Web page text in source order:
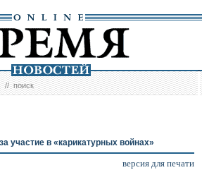
//поиск
участие в «карикатурных войнах»
версия для печати